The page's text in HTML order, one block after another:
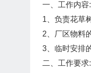
一、工作内容:
1、负责花草
2、厂区物料
3、临时安排
二、工作要求: